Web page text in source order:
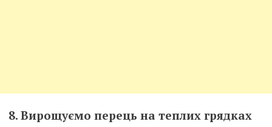
8. Вирощуємо перець на теплих грядках